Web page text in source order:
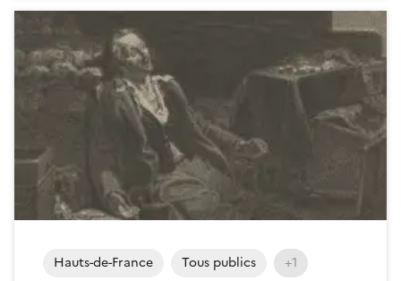
Hauts-de-France Tous publics +1